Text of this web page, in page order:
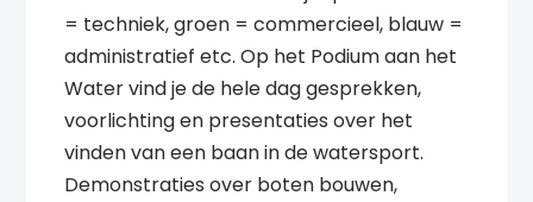
= techniek, groen = commercieel, blauw =
administratief etc. Op het Podium aan het
Water vind je de hele dag gesprekken,
voorlichting en presentaties over het
vinden van een baan in de watersport.
Demonstraties over boten bouwen,